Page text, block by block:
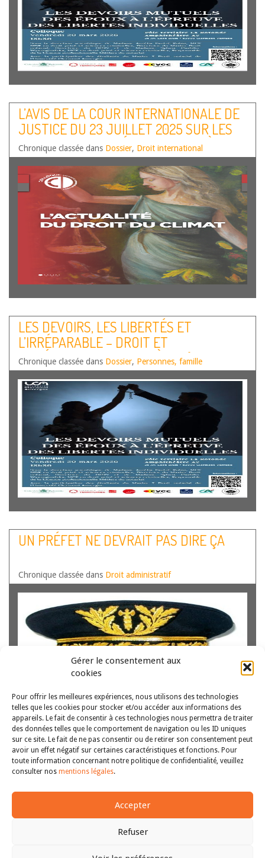
Gérer le consentement aux
cookies
Pour offrir les meilleures expériences, nous utilisons des technologies
telles que les cookies pour stocker et/ou accéder aux informations des
appareils. Le fait de consentir à ces technologies nous permettra de traiter
des données telles que le comportement de navigation ou les ID uniques
sur ce site. Le fait de ne pas consentir ou de retirer son consentement peut
avoir un effet négatif sur certaines caractéristiques et fonctions. Pour
toute information concernant notre politique de confidentialité, veuillez
consulter nos mentions légales.
Accepter
Refuser
L’AVIS DE LA COUR INTERNATIONALE DE
JUSTICE DU 23 JUILLET 2025 SUR LES
OBLIGATIONS DES ÉTATS EN MATIÈRE DE
CHANGEMENT CLIMATIQUE. ASPECTS
CHOISIS
Chronique classée dans Dossier, Droit international
LES DEVOIRS, LES LIBERTÉS ET
L’IRRÉPARABLE – DROIT ET
LITTÉRATURE AU XIXE SIÈCLE (H.
MELVILLE, T. FONTANE)
Chronique classée dans Dossier, Personnes, famille
UN PRÉFET NE DEVRAIT PAS DIRE ÇA
Chronique classée dans Droit administratif
<< 1 2 3